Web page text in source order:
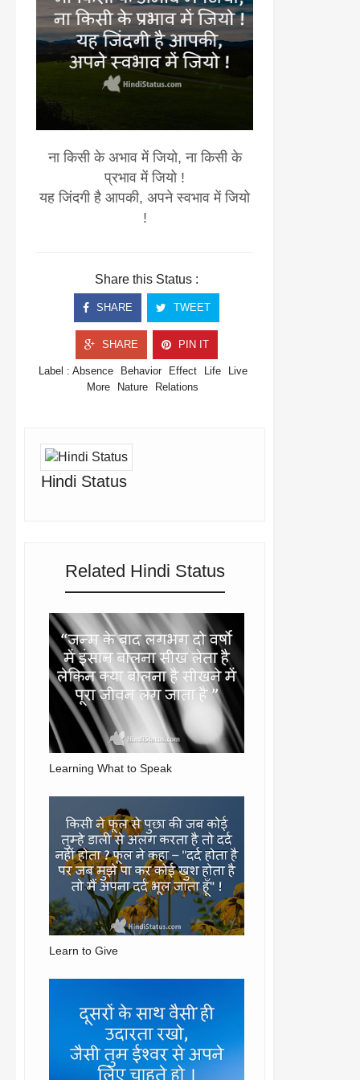
ना किसी के अभाव में जियो, ना किसी के
प्रभाव में जियो !
यह जिंदगी है आपकी, अपने स्वभाव में जियो
!
Share this Status :
SHARE TWEET
SHARE PIN IT
Label : Absence Behavior Effect Life
Live
More
Nature Relations
Hindi Status
Related Hindi Status
Learning What to Speak
Learn to Give